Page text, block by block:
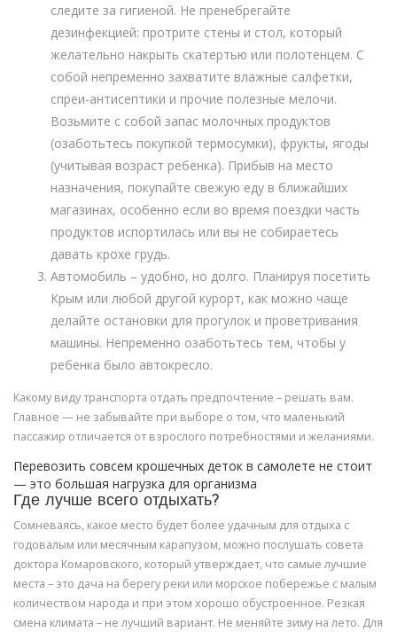
следите за гигиеной. Не пренебрегайте
дезинфекцией: протрите стены и стол, который
желательно накрыть скатертью или полотенцем. С
собой непременно захватите влажные салфетки,
спреи-антисептики и прочие полезные мелочи.
Возьмите с собой запас молочных продуктов
(озаботьтесь покупкой термосумки), фрукты, ягоды
(учитывая возраст ребенка). Прибыв на место
назначения, покупайте свежую еду в ближайших
магазинах, особенно если во время поездки часть
продуктов испортилась или вы не собираетесь
давать крохе грудь.
Автомобиль – удобно, но долго. Планируя посетить
Крым или любой другой курорт, как можно чаще
делайте остановки для прогулок и проветривания
машины. Непременно озаботьтесь тем, чтобы у
ребенка было автокресло.
Какому виду транспорта отдать предпочтение – решать вам.
Главное — не забывайте при выборе о том, что маленький
пассажир отличается от взрослого потребностями и желаниями.
Перевозить совсем крошечных деток в самолете не стоит
— это большая нагрузка для организма
Где лучше всего отдыхать?
Сомневаясь, какое место будет более удачным для отдыха с
годовалым или месячным карапузом, можно послушать совета
доктора Комаровского, который утверждает, что самые лучшие
места – это дача на берегу реки или морское побережье с малым
количеством народа и при этом хорошо обустроенное. Резкая
смена климата – не лучший вариант. Не меняйте зиму на лето. Для